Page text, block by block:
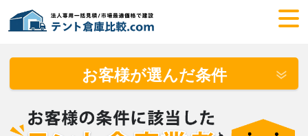
お客様が選んだ条件